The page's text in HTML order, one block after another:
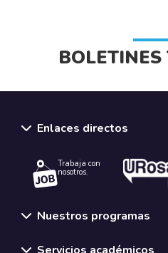
Enlaces directos
Trabaja con
nosotros.
Nuestros programas